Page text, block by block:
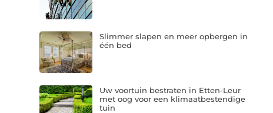
Slimmer slapen en meer opbergen in
één bed
Uw voortuin bestraten in Etten-Leur
met oog voor een klimaatbestendige
tuin